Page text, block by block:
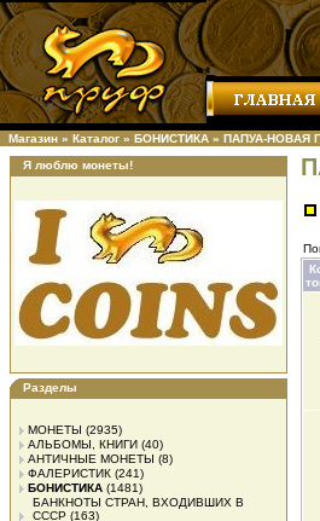
Магазин » Каталог » БОНИСТИКА » ПАПУА-НОВАЯ
Я люблю монеты!
Разделы
МОНЕТЫ (2935)
АЛЬБОМЫ, КНИГИ (40)
АНТИЧНЫЕ МОНЕТЫ (8)
ФАЛЕРИСТИК (241)
БОНИСТИКА (1481)
БАНКНОТЫ СТРАН, ВХОДИВШИХ В
СССР (163)